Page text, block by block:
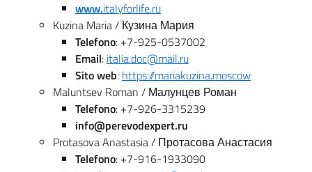
www.italyforlife.ru
Kuzina Maria / Кузина Мария
Telefono: +7-925-0537002
Email: italia.doc@mail.ru
Sito web: https://mariakuzina.moscow
Maluntsev Roman / Малунцев Роман
Telefono: +7-926-3315239
info@perevodexpert.ru
Protasova Anastasia / Протасова Анастасия
Telefono: +7-916-1933090